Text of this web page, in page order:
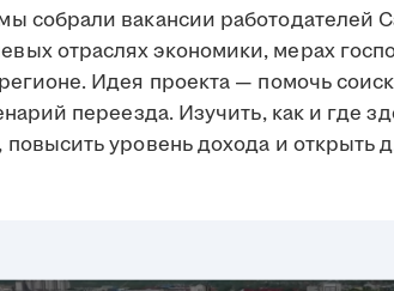
собрали вакансии работодателей
отраслях экономики, мерах
Идея проекта — помочь
переезда. Изучить, как и где
повысить уровень дохода и